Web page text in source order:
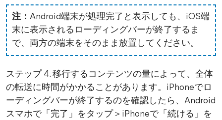
注： Android端末が処理完了と表示しても、iOS端
末に表示されるローディングバーが終了するま
で、両方の端末をそのまま放置してください。
ステップ 4. 移行するコンテンツの量によって、全体
の転送に時間がかかることがあります。iPhoneでロ
ーディングバーが終了するのを確認したら、Android
スマホで「完了」をタップ＞iPhoneで「続ける」を